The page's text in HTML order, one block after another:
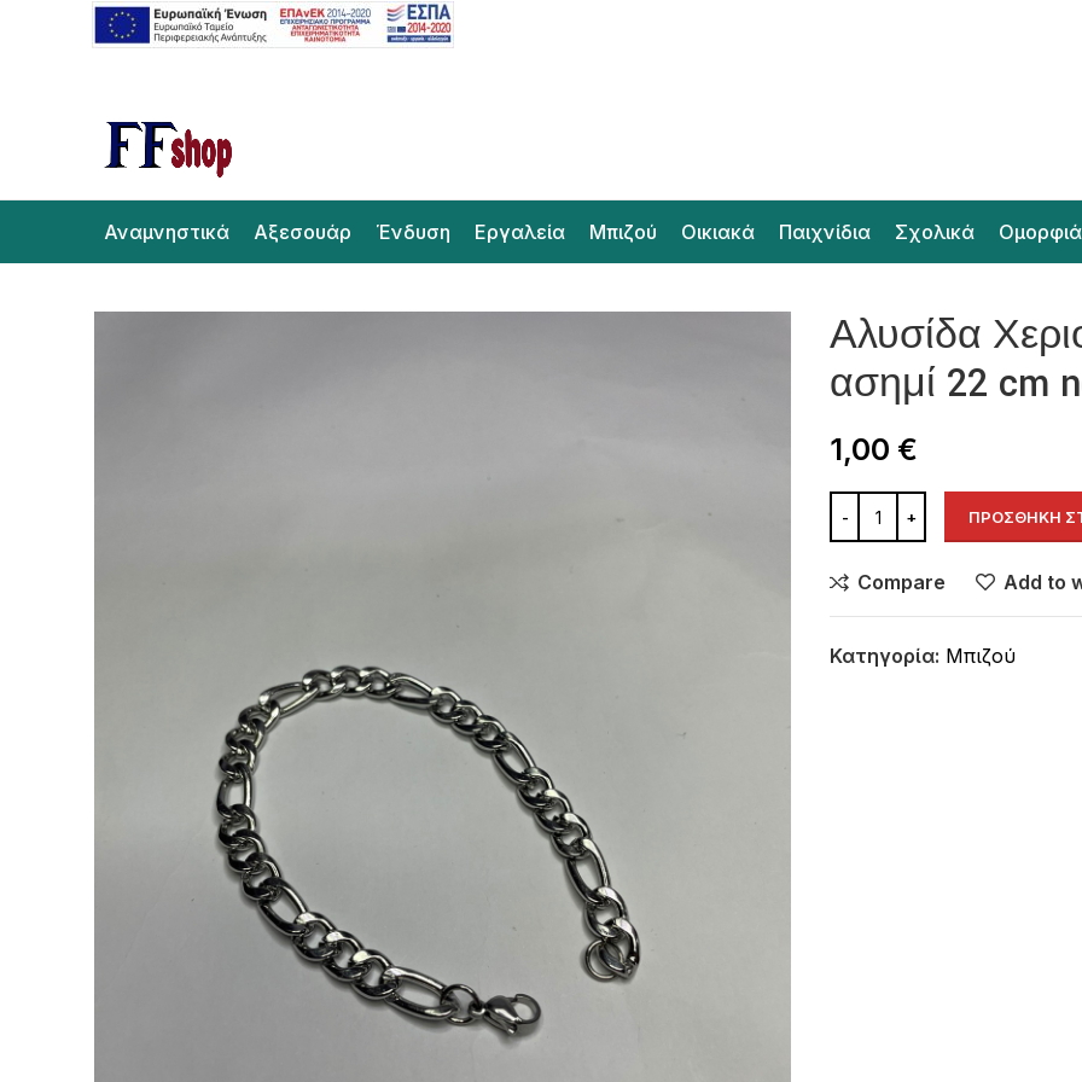
Αναμνηστικά Αξεσουάρ Ένδυση Εργαλεία Μπιζού Οικιακά Παιχνίδια Σχολικά Ομορφιά
Αλυσίδα
ασημί 22 cm
1,00 €
ΠΡΟΣΘΉΚΗ
Compare Add to
Κατηγορία: Μπιζού